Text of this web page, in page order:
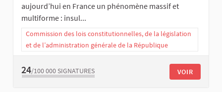
aujourd’hui en France un phénomène massif et
multiforme : insul...
Commission des lois constitutionnelles, de la législation
et de l’administration générale de la République
24/100 000 SIGNATURES VOIR